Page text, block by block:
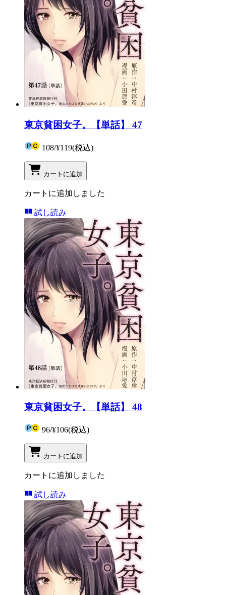
東京貧困女子。【単話】 47
108/¥119(税込)
カートに追加
カートに追加しました
試し読み
東京貧困女子。【単話】 48
96/¥106(税込)
カートに追加
カートに追加しました
試し読み